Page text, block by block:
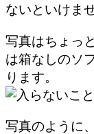
ないといけま
写真はちょっ
は箱なしのソ
ります。
写真のように